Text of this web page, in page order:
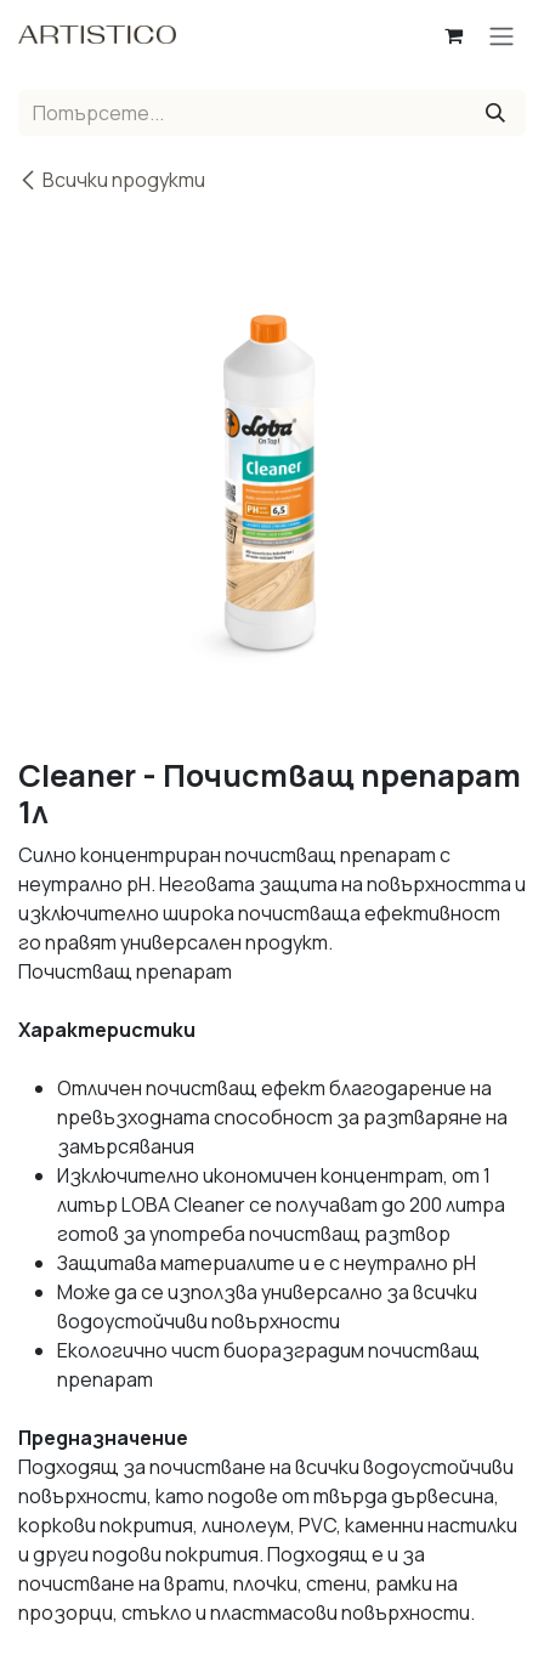
Всички продукти
Cleaner - Почистващ препарат
1л
Силно концентриран почистващ препарат с
неутрално pH. Неговата защита на повърхността и
изключително широка почистваща ефективност
го правят универсален продукт.
Почистващ препарат
Характеристики
Отличен почистващ ефект благодарение на
превъзходната способност за разтваряне на
замърсявания
Изключително икономичен концентрат, от 1
литър LOBA Cleaner се получават до 200 литра
готов за употреба почистващ разтвор
Защитава материалите и е с неутрално pH
Може да се използва универсално за всички
водоустойчиви повърхности
Екологично чист биоразградим почистващ
препарат
Предназначение
Подходящ за почистване на всички водоустойчиви
повърхности, като подове от твърда дървесина,
коркови покрития, линолеум, PVC, каменни настилки
и други подови покрития. Подходящ е и за
почистване на врати, плочки, стени, рамки на
прозорци, стъкло и пластмасови повърхности.